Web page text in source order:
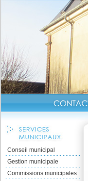
Conseil municipal
Gestion municipale
Commissions municipales